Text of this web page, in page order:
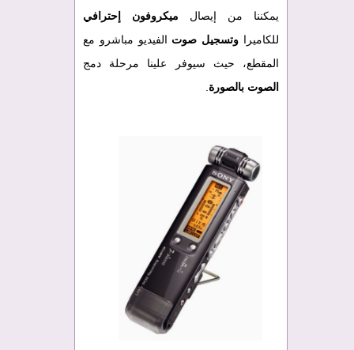
يمكننا من إيصال ميكروفون إحترافي
للكاميرا وتسجيل صوت الفيديو مباشرو مع
المقطع، حيث سيوفر علينا مرحلة دمج
الصوت بالصورة